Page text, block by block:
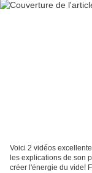
Voici 2 vidéos
les explications de son
créer l'énergie du vide!